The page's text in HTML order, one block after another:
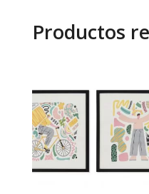
Productos